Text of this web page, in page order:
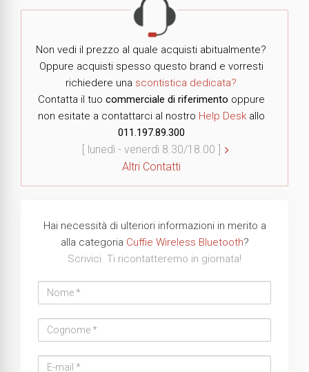
Non vedi il prezzo al quale acquisti abitualmente?
Oppure acquisti spesso questo brand e vorresti
richiedere una scontistica dedicata?
Contatta il tuo commerciale di riferimento oppure
non esitate a contattarci al nostro Help Deskallo
011.197.89.300
[ lunedì - venerdì 8.30/18.00 ]
Altri Contatti
Hai necessità di ulteriori informazioni in merito a
alla categoria Cuffie Wireless Bluetooth?
Scrivici. Ti ricontatteremo in giornata!